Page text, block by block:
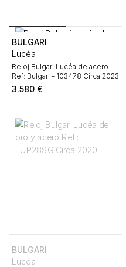
BULGARI
Lucéa
Reloj Bulgari Lucéa de acero
Ref: Bulgari - 103478 Circa 2023
3.580 €
BULGARI
Lucéa